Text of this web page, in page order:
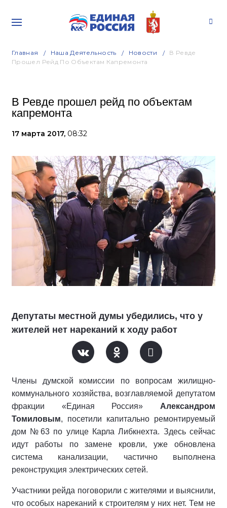
Главная Наша Деятельность Новости
В Ревде
Прошел Рейд По Объектам Капремонта
В Ревде прошел рейд по объектам
капремонта
17 марта 2017, 08:32
Депутаты местной думы убедились, что у
жителей нет нареканий к ходу работ
Члены думской комиссии по вопросам жилищно-
коммунального хозяйства, возглавляемой депутатом
фракции «Единая Россия» Александром
Томиловым, посетили капитально ремонтируемый
дом №63 по улице Карла Либкнехта. Здесь сейчас
идут работы по замене кровли, уже обновлена
система канализации, частично выполнена
реконструкция электрических сетей.
Участники рейда поговорили с жителями и выяснили,
что особых нареканий к строителям у них нет. Тем не